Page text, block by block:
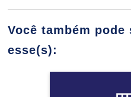
FERNANDA
Você também
esse(s):